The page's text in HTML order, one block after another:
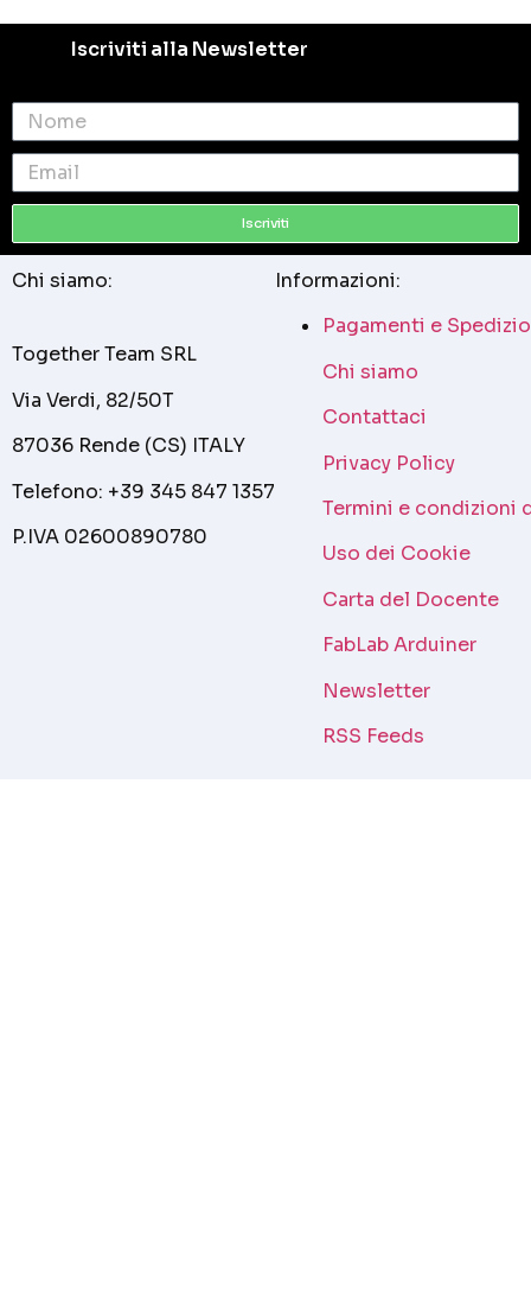
Iscriviti alla Newsletter
Iscriviti
Chi siamo:
Together Team SRL
Via Verdi, 82/50T
87036 Rende (CS) ITALY
Telefono: +39 345 847 1357
P.IVA 02600890780
Informazioni:
Pagamenti e
Chi siamo
Contattaci
Privacy Policy
Termini e condizioni
Uso dei Cookie
Carta del Docente
FabLab Arduiner
Newsletter
RSS Feeds